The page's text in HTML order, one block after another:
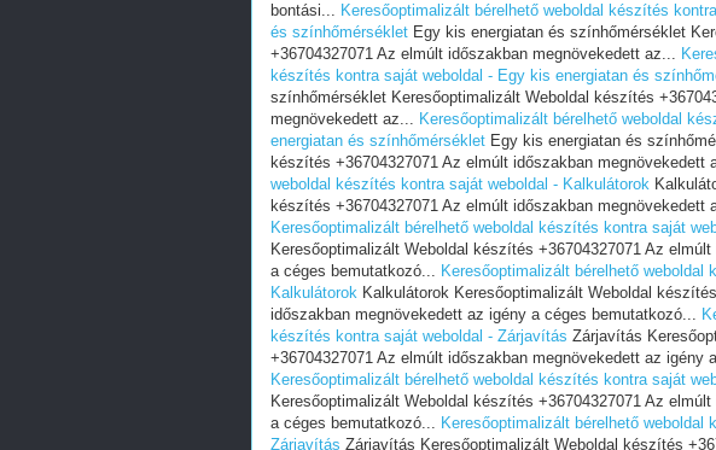
bontási... Keresőoptimalizált bérelhető weboldal készítés
és színhőmérséklet Egy kis energiatan és színhőmérséklet
+36704327071 Az elmúlt időszakban megnövekedett az...
készítés kontra saját weboldal - Egy kis energiatan és
színhőmérséklet Keresőoptimalizált Weboldal készítés
megnövekedett az... Keresőoptimalizált bérelhető weboldal
energiatan és színhőmérséklet Egy kis energiatan és
készítés +36704327071 Az elmúlt időszakban megnövekedett
weboldal készítés kontra saját weboldal - Kalkulátorok
készítés +36704327071 Az elmúlt időszakban megnövekedett
Keresőoptimalizált bérelhető weboldal készítés kontra saját
Keresőoptimalizált Weboldal készítés +36704327071 Az
a céges bemutatkozó... Keresőoptimalizált bérelhető weboldal
Kalkulátorok Kalkulátorok Keresőoptimalizált Weboldal
időszakban megnövekedett az igény a céges bemutatkozó...
készítés kontra saját weboldal - Zárjavítás Zárjavítás
+36704327071 Az elmúlt időszakban megnövekedett az igény
Keresőoptimalizált bérelhető weboldal készítés kontra saját
Keresőoptimalizált Weboldal készítés +36704327071 Az
a céges bemutatkozó... Keresőoptimalizált bérelhető weboldal
Zárjavítás Zárjavítás Keresőoptimalizált Weboldal készítés